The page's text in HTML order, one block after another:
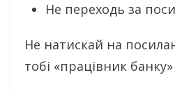
Не переходь за
Не натискай на
тобі «працівник банку»